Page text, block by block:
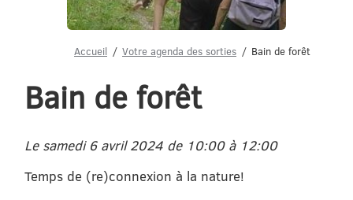
Accueil Votre agenda des sorties Bain de forêt
Bain de forêt
Le samedi 6 avril 2024 de 10:00 à 12:00
Temps de (re)connexion à la nature!